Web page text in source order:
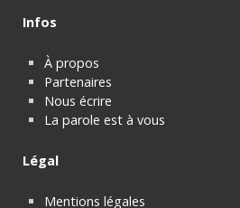
Infos
À propos
Partenaires
Nous écrire
La parole est à vous
Légal
Mentions légales